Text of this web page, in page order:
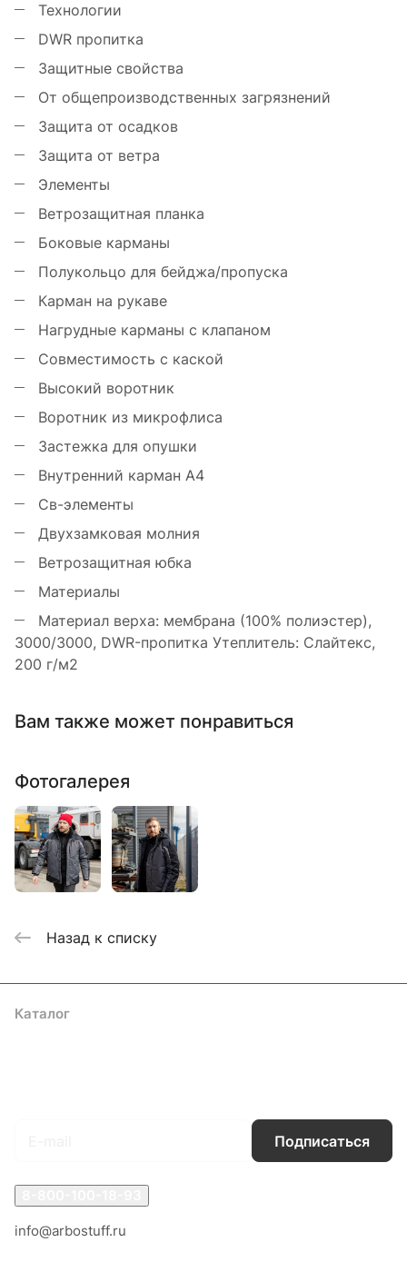
Технологии
DWR пропитка
Защитные свойства
От общепроизводственных загрязнений
Защита от осадков
Защита от ветра
Элементы
Ветрозащитная планка
Боковые карманы
Полукольцо для бейджа/пропуска
Карман на рукаве
Нагрудные карманы с клапаном
Совместимость с каской
Высокий воротник
Воротник из микрофлиса
Застежка для опушки
Внутренний карман A4
Св-элементы
Двухзамковая молния
Ветрозащитная юбка
Материалы
Материал верха: мембрана (100% полиэстер),
3000/3000, DWR-пропитка Утеплитель: Слайтекс,
200 г/м2
Вам также может понравиться
Фотогалерея
Назад к списку
Каталог
Подписаться
info@arbostuff.ru